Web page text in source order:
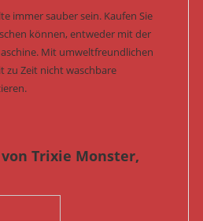
immer sauber sein. Kaufen Sie
können, entweder mit der
Mit umweltfreundlichen
zu Zeit nicht waschbare
Trixie Monster,